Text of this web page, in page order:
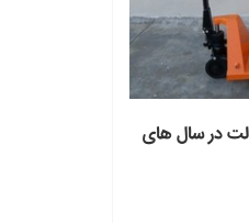
در سال های